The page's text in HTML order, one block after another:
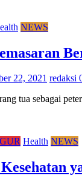
NEWS
22, 2021 redaksi
tua sebagai
Health NEWS